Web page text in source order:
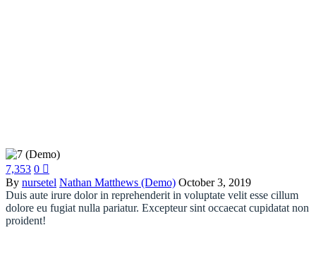
7,353 0 
By nursetel Nathan Matthews (Demo) October 3, 2019
Duis aute irure dolor in reprehenderit in voluptate velit esse cillum
dolore eu fugiat nulla pariatur. Excepteur sint occaecat cupidatat non
proident!